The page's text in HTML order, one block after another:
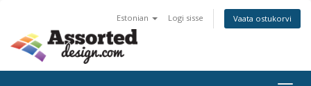
Estonian Logi sisse Vaata ostukorvi